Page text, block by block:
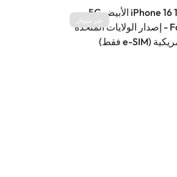
غير متوفر